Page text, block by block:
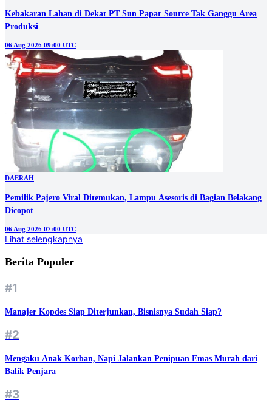
Kebakaran Lahan di Dekat PT Sun Papar Source Tak Ganggu Area
Produksi
06 Aug 2026 09:00 UTC
DAERAH
Pemilik Pajero Viral Ditemukan, Lampu Asesoris di Bagian Belakang
Dicopot
06 Aug 2026 07:00 UTC
Lihat selengkapnya
Berita Populer
#1
Manajer Kopdes Siap Diterjunkan, Bisnisnya Sudah Siap?
#2
Mengaku Anak Korban, Napi Jalankan Penipuan Emas Murah dari
Balik Penjara
#3